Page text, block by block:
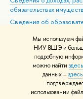
Мы используем
НИУ ВШЭ и
подробную
можно найти здесь
данных –здесь
использовании
обязательствах
Сведения об
Людям с
Единая платежная
Работа в Вышке
© НИУ ВШЭ 1993–2026